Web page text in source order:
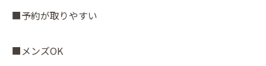
■予約が取りやすい
■メンズOK